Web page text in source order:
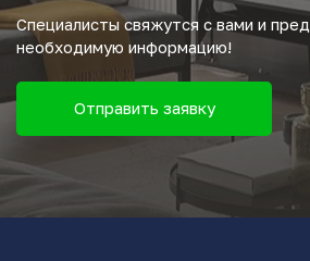
Специалисты свяжутся с вами и
необходимую информацию!
Отправить заявку